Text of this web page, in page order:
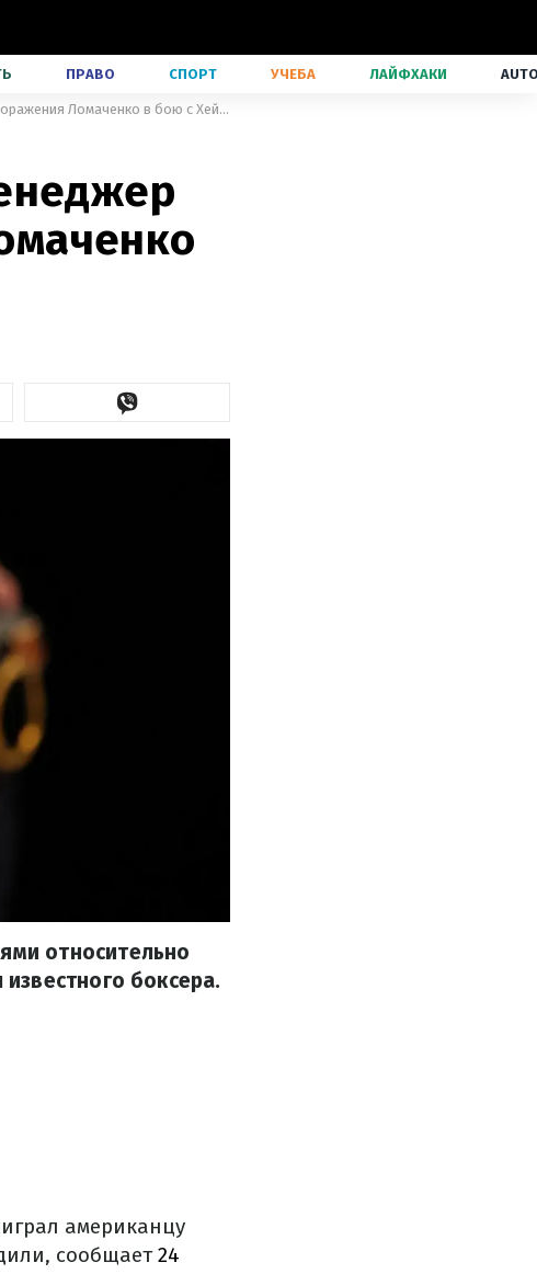
ПРАВО СПОРТ УЧЕБА ЛАЙФХАКИ
"Всем плевать на боксера": менеджер назвал причину поражения Ломаченко в бою с Хейни
относительно
боксера.
американцу
сообщает24